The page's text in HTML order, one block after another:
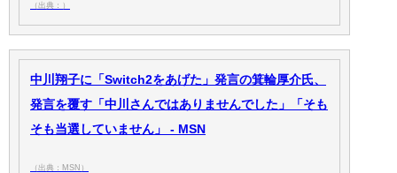
（出典：）
中川翔子に「Switch2をあげた」発言の箕輪厚介氏、
発言を覆す「中川さんではありませんでした」「そも
そも当選していません」 - MSN
（出典：MSN）